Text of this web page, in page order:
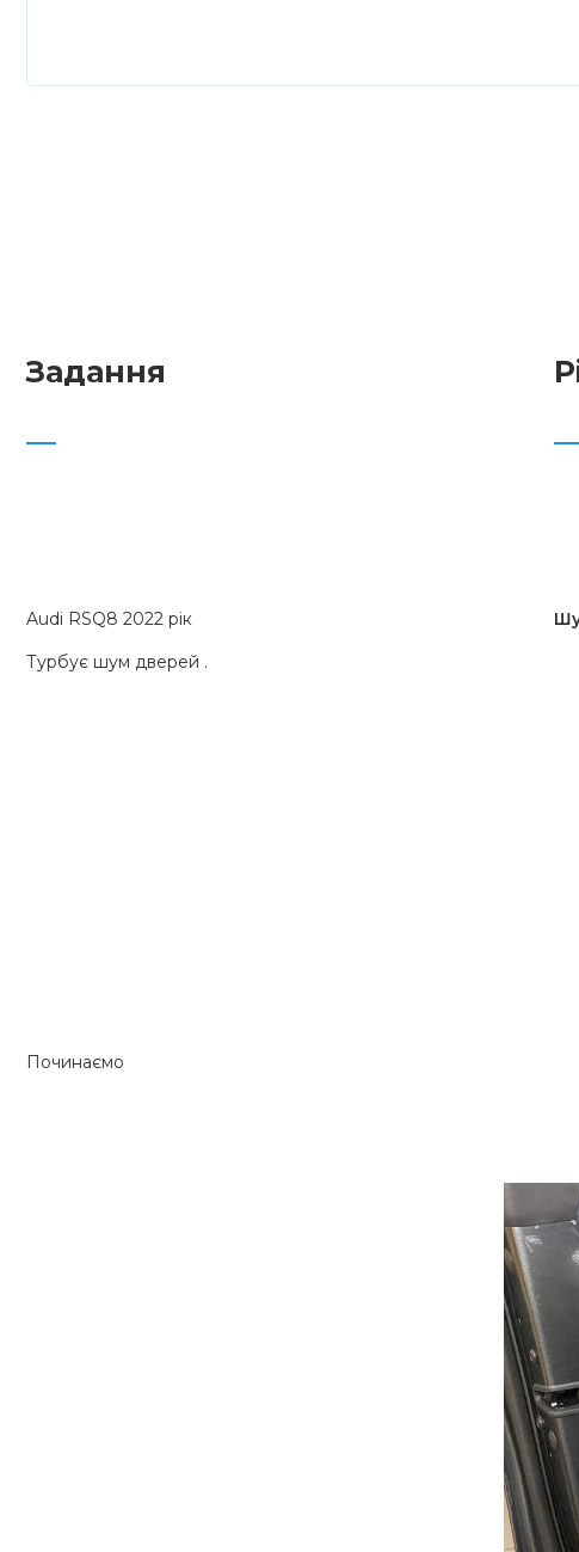
Задання
Audi RSQ8 2022 рік
Турбує шум дверей .
Починаємо